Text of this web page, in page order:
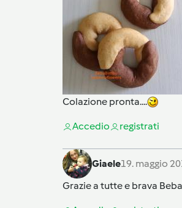
Colazione pronta....
Accedio registrati
Giaele19. maggio
Grazie a tutte e brava